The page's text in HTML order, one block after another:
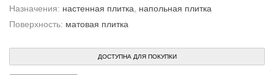
Назначения: настенная плитка
напольная плитка
Поверхность: матовая плитка
ДОСТУПНА ДЛЯ ПОКУПКИ